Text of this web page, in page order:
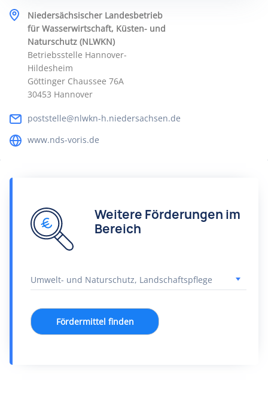
Niedersächsischer Landesbetrieb
für Wasserwirtschaft, Küsten- und
Naturschutz (NLWKN)
Betriebsstelle Hannover-
Hildesheim
Göttinger Chaussee 76A
30453 Hannover
poststelle@nlwkn-h.niedersachsen.de
www.nds-voris.de
Weitere Förderungen im
Bereich
Fördermittel finden